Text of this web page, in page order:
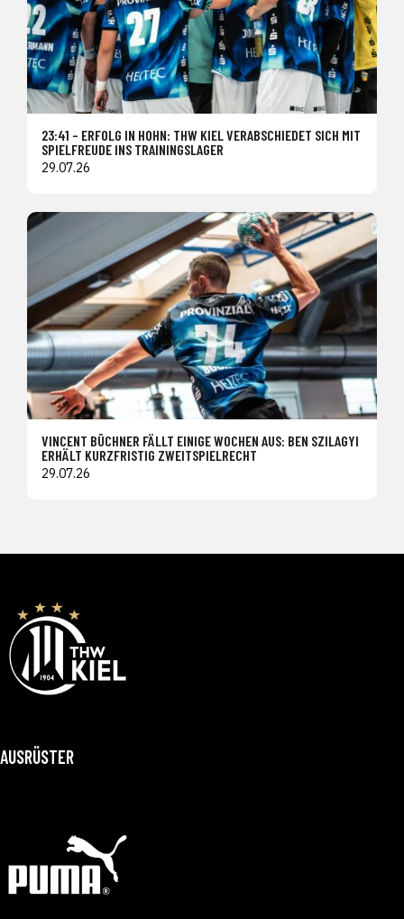
23:41 – ERFOLG IN HOHN: THW KIEL VERABSCHIEDET SICH MIT
SPIELFREUDE INS TRAININGSLAGER
29.07.26
VINCENT BÜCHNER FÄLLT EINIGE WOCHEN AUS: BEN SZILAGYI
ERHÄLT KURZFRISTIG ZWEITSPIELRECHT
29.07.26
AUSRÜSTER